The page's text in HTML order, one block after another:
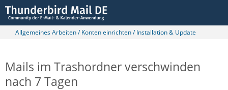
Allgemeines Arbeiten / Konten einrichten / Installation & Update
Mails im Trashordner verschwinden
nach 7 Tagen